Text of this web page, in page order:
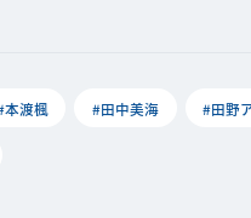
本渡楓 #田中美海 #田野